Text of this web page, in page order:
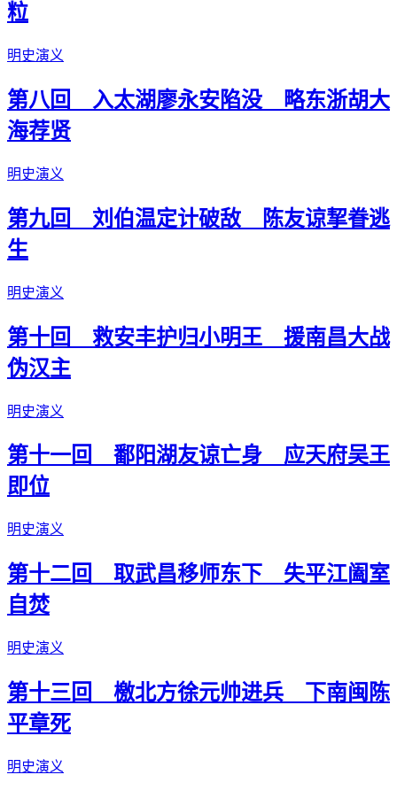
粒
明史演义
第八回 入太湖廖永安陷没 略东浙胡大
海荐贤
明史演义
第九回 刘伯温定计破敌 陈友谅挈眷逃
生
明史演义
第十回 救安丰护归小明王 援南昌大战
伪汉主
明史演义
第十一回 鄱阳湖友谅亡身 应天府吴王
即位
明史演义
第十二回 取武昌移师东下 失平江阖室
自焚
明史演义
第十三回 檄北方徐元帅进兵 下南闽陈
平章死
明史演义